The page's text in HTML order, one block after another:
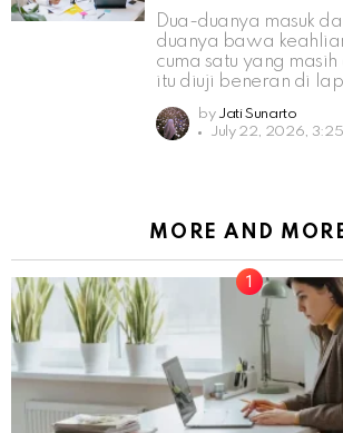
Dua-duanya masuk
duanya bawa
cuma satu yang
itu diuji beneran di
by Jati Sunarto
July 22, 2026,
MORE AND